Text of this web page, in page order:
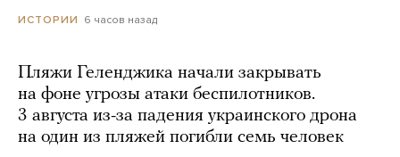
ИСТОРИИ 6 часов назад
Пляжи Геленджика начали закрывать
на фоне угрозы атаки беспилотников.
3 августа из-за падения украинского дрона
на один из пляжей погибли семь человек